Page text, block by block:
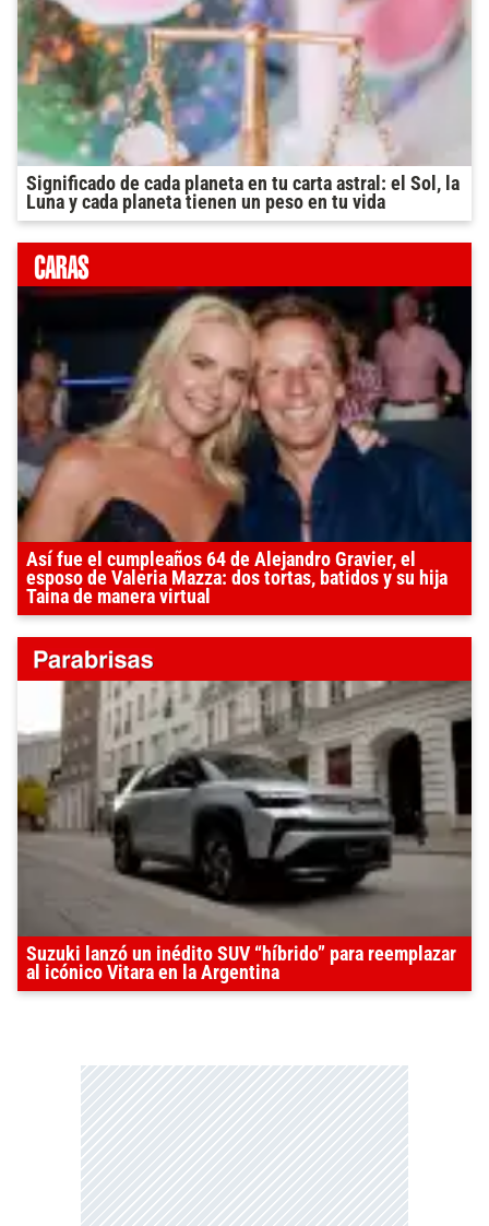
Significado de cada planeta en tu carta astral: el Sol, la
Luna y cada planeta tienen un peso en tu vida
Así fue el cumpleaños 64 de Alejandro Gravier, el
esposo de Valeria Mazza: dos tortas, batidos y su hija
Taina de manera virtual
Suzuki lanzó un inédito SUV “híbrido” para reemplazar
al icónico Vitara en la Argentina